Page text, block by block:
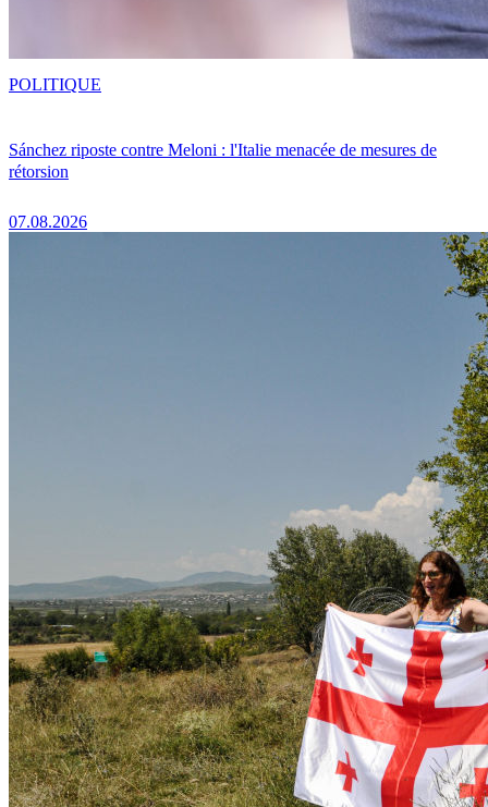
Sánchez riposte contre Meloni : l'Italie menacée de mesures de
rétorsion
07.08.2026
POLITIQUE